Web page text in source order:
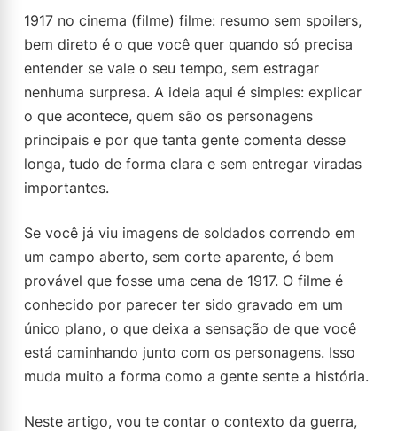
1917 no cinema (filme) filme: resumo sem spoilers,
bem direto é o que você quer quando só precisa
entender se vale o seu tempo, sem estragar
nenhuma surpresa. A ideia aqui é simples: explicar
o que acontece, quem são os personagens
principais e por que tanta gente comenta desse
longa, tudo de forma clara e sem entregar viradas
importantes.
Se você já viu imagens de soldados correndo em
um campo aberto, sem corte aparente, é bem
provável que fosse uma cena de 1917. O filme é
conhecido por parecer ter sido gravado em um
único plano, o que deixa a sensação de que você
está caminhando junto com os personagens. Isso
muda muito a forma como a gente sente a história.
Neste artigo, vou te contar o contexto da guerra,